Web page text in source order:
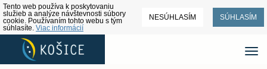
Tento web používa k poskytovaniu
služieb a analýze návštevnosti súbory
cookie. Používaním tohto webu s tým
súhlasíte. Viac informácií
NESÚHLASÍM SÚHLASÍM